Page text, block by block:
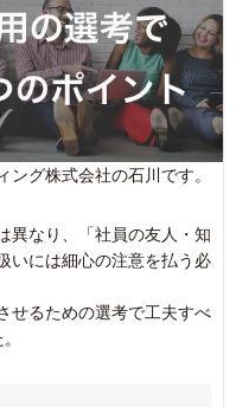
グ株式会社の石川です。
異なり、「社員の友人・知
いには細心の注意を払う必
せるための選考で工夫すべ